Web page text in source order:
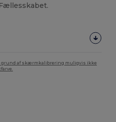
grund af skærmkalibrering muligvis ikke